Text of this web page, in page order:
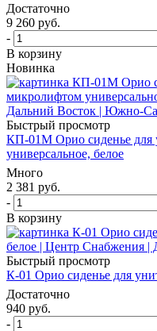
Достаточно
9 260 руб.
-
В корзину
Новинка
Быстрый просмотр
КП-01М Орио сиденье для
универсальное, белое
Много
2 381 руб.
-
В корзину
Быстрый просмотр
К-01 Орио сиденье для
Достаточно
940 руб.
-